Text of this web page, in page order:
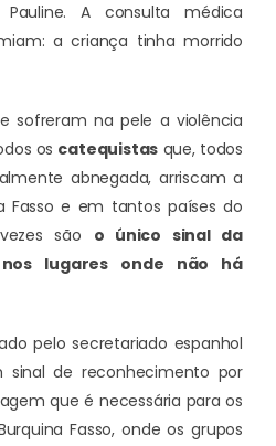
A consulta médica
a criança tinha morrido
sofreram na pele a violência
os catequistas que, todos
abnegada, arriscam a
Fasso e em tantos países do
são o único sinal da
lugares onde não há
pelo secretariado espanhol
sinal de reconhecimento por
que é necessária para os
Fasso, onde os grupos